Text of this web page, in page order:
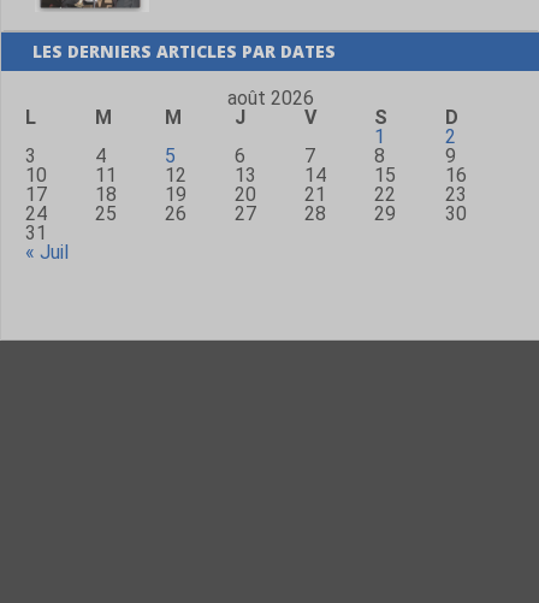
août 2026
L
M M J V
1
2
6 7
10
11 12 13 14 15
16
17
18 19 20 21 22
23
24
25 26 27 28 29
30
31
« Juil